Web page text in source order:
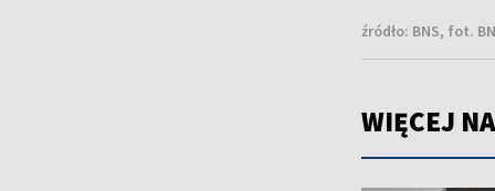
źródło: BNS, fot.
WIĘCEJ